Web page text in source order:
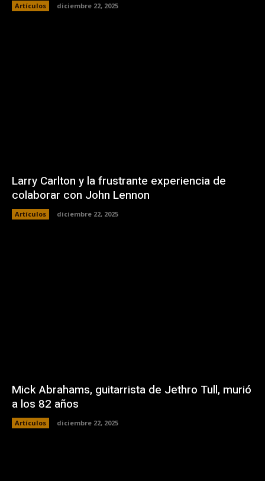
Artículos diciembre 22, 2025
Larry Carlton y la frustrante experiencia de
colaborar con John Lennon
Artículos diciembre 22, 2025
Mick Abrahams, guitarrista de Jethro Tull, murió
a los 82 años
Artículos diciembre 22, 2025